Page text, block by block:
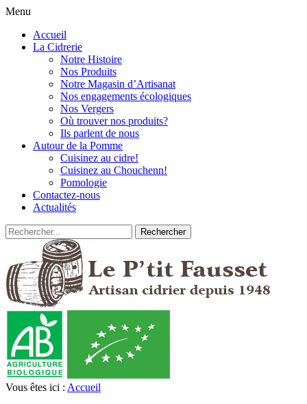
Menu
Accueil
La Cidrerie
Notre Histoire
Nos Produits
Notre Magasin d’Artisanat
Nos engagements écologiques
Nos Vergers
Où trouver nos produits?
Ils parlent de nous
Autour de la Pomme
Cuisinez au cidre!
Cuisinez au Chouchenn!
Pomologie
Contactez-nous
Actualités
Vous êtes ici : Accueil